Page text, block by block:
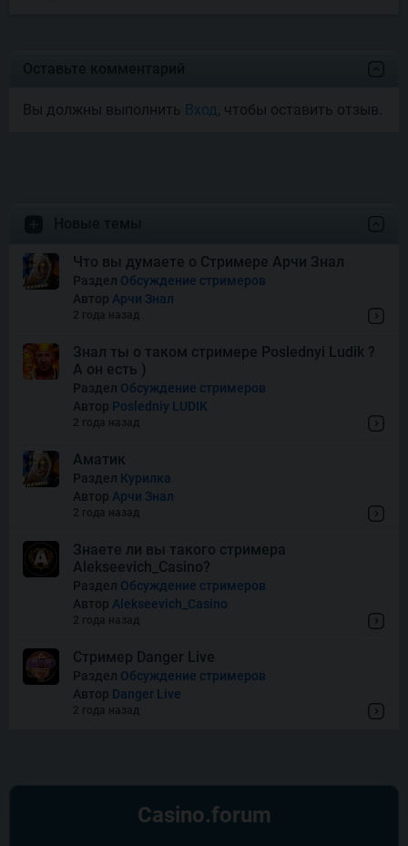
Money Mariachi Infinity
Snake’s Gold Dream Drop
Squish
Thor of Asgard
Wishes
Вы должны выполнить Вход, чтобы оставить отзыв.
Что вы думаете о Стримере Арчи Знал
Раздел Обсуждение стримеров
Автор Арчи Знал
2 года назад
Знал ты о таком стримере Poslednyi Ludik ?
А он есть )
Раздел Обсуждение стримеров
Автор Posledniy LUDIK
2 года назад
Аматик
Раздел Курилка
Автор Арчи Знал
2 года назад
Знаете ли вы такого стримера
Alekseevich_Casino?
Раздел Обсуждение стримеров
Автор Alekseevich_Casino
2 года назад
Стример Danger Live
Раздел Обсуждение стримеров
Автор Danger Live
2 года назад
Casino.forum